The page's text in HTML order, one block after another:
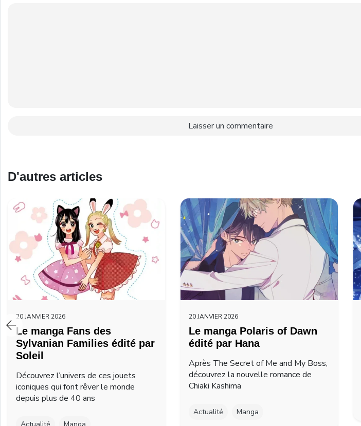
D'autres articles
20 JANVIER 2026
Le manga Fans des
Sylvanian Families édité par
Soleil
Découvrez l’univers de ces jouets
iconiques qui font rêver le monde
depuis plus de 40 ans
20 JANVIER 2026
Le manga Polaris of Dawn
édité par Hana
Après The Secret of Me and My Boss,
découvrez la nouvelle romance de
Chiaki Kashima
Actualité Manga